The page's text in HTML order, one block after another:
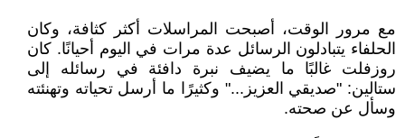
مع مرور الوقت، أصبحت المراسلات أكثر كثافة، وكان
الحلفاء يتبادلون الرسائل عدة مرات في اليوم أحيانًا. كان
روزفلت غالبًا ما يضيف نبرة دافئة في رسائله إلى
ستالين: "صديقي العزيز..." وكثيرًا ما أرسل تحياته وتهنئته
وسأل عن صحته.